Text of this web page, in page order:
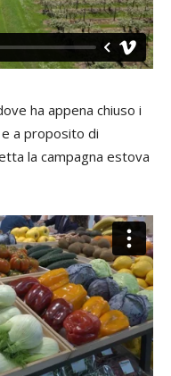
ha appena chiuso i
a proposito di
la campagna estova